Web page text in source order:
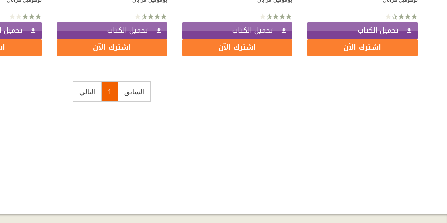
تحميل الكتاب
اشترك الآن
تحميل الكتاب
اشترك الآن
تحميل الكتاب
اشترك الآن
تحميل
السابق 1 التالي